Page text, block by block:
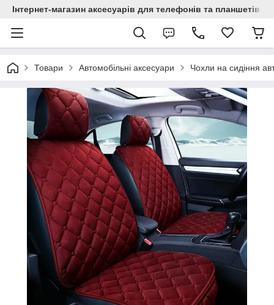
Інтернет-магазин аксесуарів для телефонів та планшетів
Товари Автомобільні аксесуари Чохли на сидіння